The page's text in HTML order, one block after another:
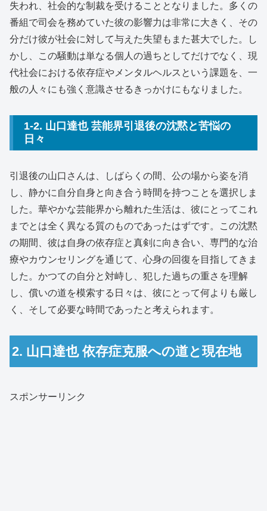
失われ、社会的な制裁を受けることとなりました。多くの
番組で司会を務めていた彼の影響力は非常に大きく、その
分だけ彼が社会に対して与えた失望もまた甚大でした。し
かし、この騒動は単なる個人の過ちとしてだけでなく、現
代社会における依存症やメンタルヘルスという課題を、一
般の人々にも強く意識させるきっかけにもなりました。
1-2. 山口達也 芸能界引退後の沈黙と苦悩の
日々
引退後の山口さんは、しばらくの間、公の場から姿を消
し、静かに自分自身と向き合う時間を持つことを選択しま
した。華やかな芸能界から離れた生活は、彼にとってこれ
までとは全く異なる質のものであったはずです。この沈黙
の期間、彼は自身の依存症と真剣に向き合い、専門的な治
療やカウンセリングを通じて、心身の回復を目指してきま
した。かつての自分と対峙し、犯した過ちの重さを理解
し、償いの道を模索する日々は、彼にとって何よりも厳し
く、そして必要な時間であったと考えられます。
2. 山口達也 依存症克服への道と現在地
スポンサーリンク